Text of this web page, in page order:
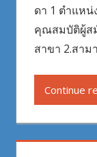
ดา 1 ตำแหน่
คุณสมบัติผู้ส
สาขา 2.สาม
Continue